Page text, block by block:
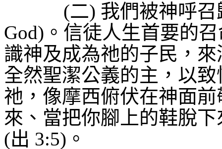
(二) 我們被神呼
God) 。信徒人生首要的
識神及成為祂的子民，
全然聖潔公義的主，以
祂，像摩西俯伏在神面
來、當把你腳上的鞋脫
(出 3:5) 。